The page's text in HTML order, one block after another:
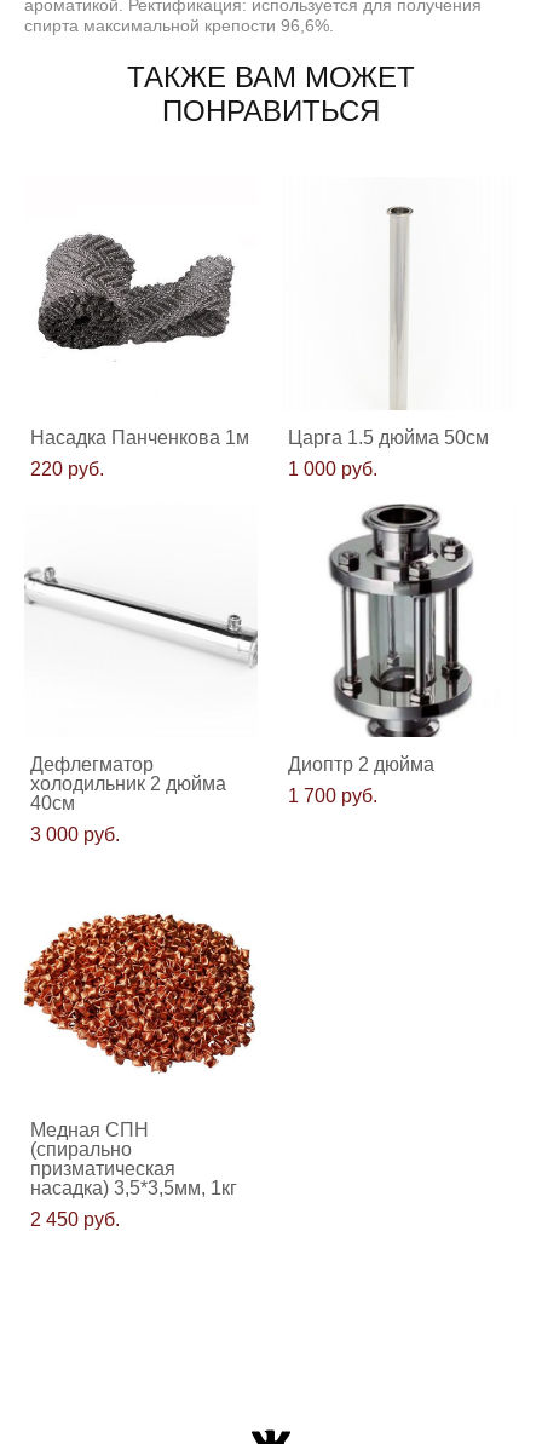
ароматикой. Ректификация: используется для получения
спирта максимальной крепости 96,6%.
ТАКЖЕ ВАМ МОЖЕТ
ПОНРАВИТЬСЯ
Насадка Панченкова 1м
220 pуб.
Царга 1.5 дюйма 50см
1 000 pуб.
Дефлегматор
холодильник 2 дюйма
40см
3 000 pуб.
Диоптр 2 дюйма
1 700 pуб.
Медная СПН
(спирально
призматическая
насадка) 3,5*3,5мм, 1кг
2 450 pуб.